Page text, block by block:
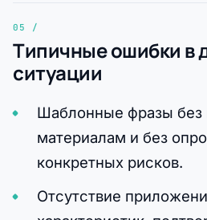
Типичные ошибки в
ситуации
Шаблонные фразы без
материалам и без
конкретных рисков.
Отсутствие